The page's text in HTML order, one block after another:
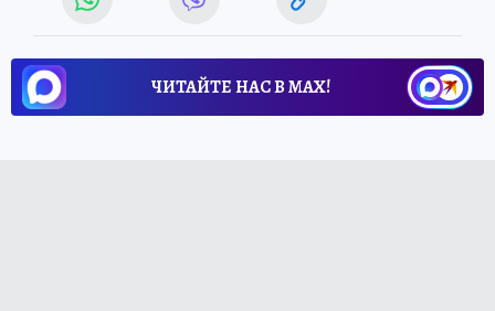
ЧИТАЙТЕ НАС В МАХ!